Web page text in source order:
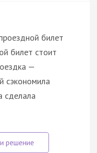
билет
билет стоит
—
сэкономила
сделала